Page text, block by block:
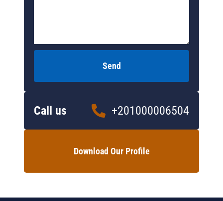
Send
Call us +201000006504
Download Our Profile